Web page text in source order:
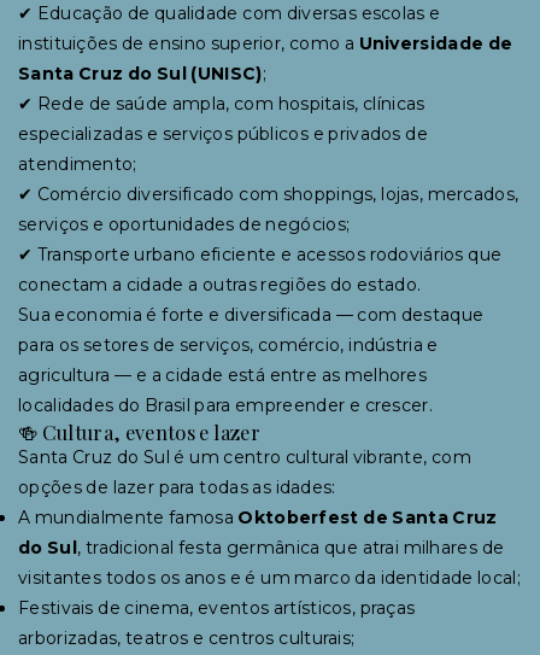
✔ Educação de qualidade com diversas escolas e
instituições de ensino superior, como a Universidade de
Santa Cruz do Sul (UNISC);
✔ Rede de saúde ampla, com hospitais, clínicas
especializadas e serviços públicos e privados de
atendimento;
✔ Comércio diversificado com shoppings, lojas, mercados,
serviços e oportunidades de negócios;
✔ Transporte urbano eficiente e acessos rodoviários que
conectam a cidade a outras regiões do estado.
Sua economia é forte e diversificada — com destaque
para os setores de serviços, comércio, indústria e
agricultura — e a cidade está entre as melhores
localidades do Brasil para empreender e crescer.
🍻 Cultura, eventos e lazer
Santa Cruz do Sul é um centro cultural vibrante, com
opções de lazer para todas as idades:
A mundialmente famosa Oktoberfest de Santa Cruz
do Sul, tradicional festa germânica que atrai milhares de
visitantes todos os anos e é um marco da identidade local;
Festivais de cinema, eventos artísticos, praças
arborizadas, teatros e centros culturais;